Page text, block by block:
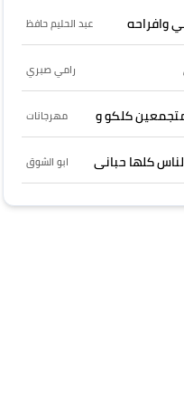
وافراحه عبد الحليم حافظ
رامي صبري
كلكو و مهرجانات
كلها حبانى ابو الشوق